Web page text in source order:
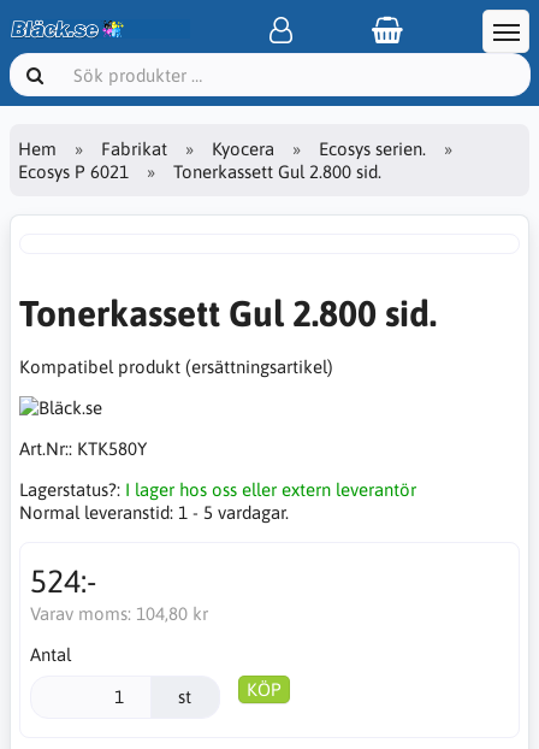
Hem Fabrikat Kyocera
Ecosys serien.
Ecosys P 6021
Tonerkassett Gul 2.800 sid.
Tonerkassett Gul 2.800 sid.
Kompatibel produkt (ersättningsartikel)
Art.Nr:: KTK580Y
Lagerstatus?: I lager hos oss eller extern leverantör
Normal leveranstid: 1 - 5 vardagar.
524:-
Varav moms: 104,80 kr
Antal
st KÖP